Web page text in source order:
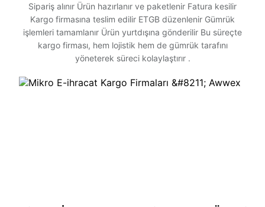
Sipariş alınır Ürün hazırlanır ve paketlenir Fatura kesilir
Kargo firmasına teslim edilir ETGB düzenlenir Gümrük
işlemleri tamamlanır Ürün yurtdışına gönderilir Bu süreçte
kargo firması, hem lojistik hem de gümrük tarafını
yöneterek süreci kolaylaştırır .